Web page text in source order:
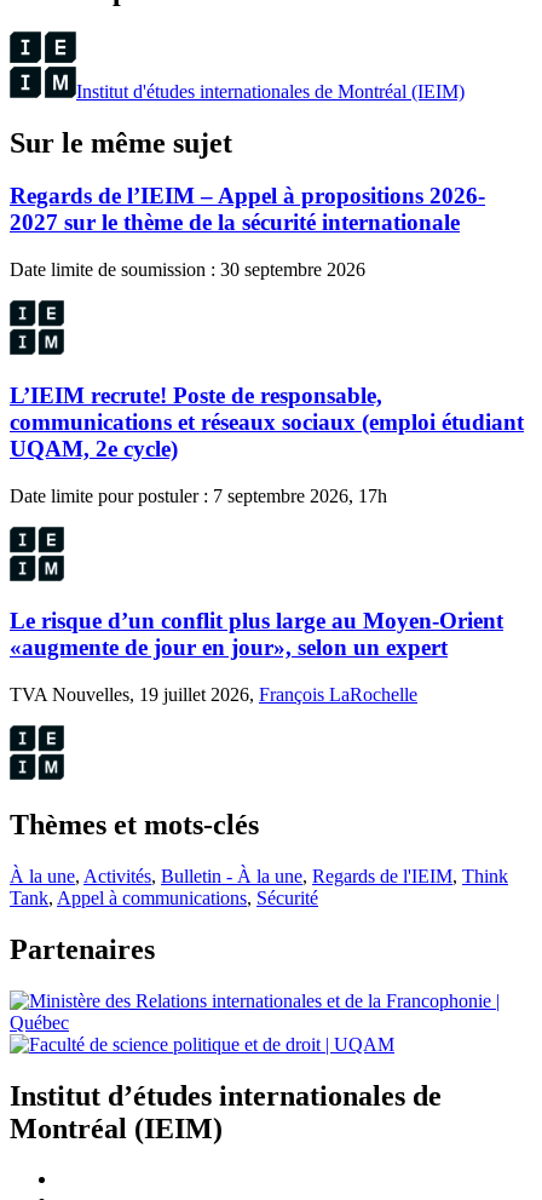
Institut d'études internationales de Montréal (IEIM)
Sur le même sujet
Regards de l’IEIM – Appel à propositions 2026-
2027 sur le thème de la sécurité internationale
Date limite de soumission : 30 septembre 2026
L’IEIM recrute! Poste de responsable,
communications et réseaux sociaux (emploi étudiant
UQAM, 2e cycle)
Date limite pour postuler : 7 septembre 2026, 17h
Le risque d’un conflit plus large au Moyen-Orient
«augmente de jour en jour», selon un expert
TVA Nouvelles, 19 juillet 2026, François LaRochelle
Thèmes et mots-clés
À la une, Activités, Bulletin - À la une, Regards de l'IEIM, Think
Tank, Appel à communications, Sécurité
Partenaires
Institut d’études internationales de
Montréal (IEIM)